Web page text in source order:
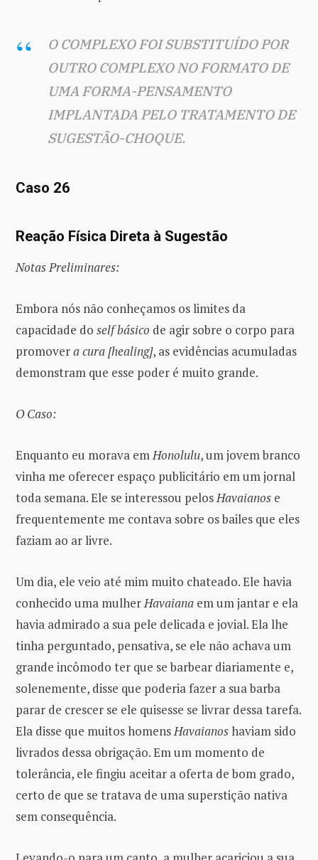
O COMPLEXO FOI SUBSTITUÍDO POR
OUTRO COMPLEXO NO FORMATO DE
UMA FORMA-PENSAMENTO
IMPLANTADA PELO TRATAMENTO DE
SUGESTÃO-CHOQUE.
Caso 26
Reação Física Direta à Sugestão
Notas Preliminares:
Embora nós não conheçamos os limites da
capacidade do self básico de agir sobre o corpo para
promovera cura [healing], as evidências acumuladas
demonstram que esse poder é muito grande.
O Caso:
Enquanto eu morava emHonolulu, um jovem branco
vinha me oferecer espaço publicitário em um jornal
toda semana. Ele se interessou pelosHavaianos e
frequentemente me contava sobre os bailes que eles
faziam ao ar livre.
Um dia, ele veio até mim muito chateado. Ele havia
conhecido uma mulherHavaiana em um jantar e ela
havia admirado a sua pele delicada e jovial. Ela lhe
tinha perguntado, pensativa, se ele não achava um
grande incômodo ter que se barbear diariamente e,
solenemente, disse que poderia fazer a sua barba
parar de crescer se ele quisesse se livrar dessa tarefa.
Ela disse que muitos homensHavaianoshaviam sido
livrados dessa obrigação. Em um momento de
tolerância, ele fingiu aceitar a oferta de bom grado,
certo de que se tratava de uma superstição nativa
sem consequência.